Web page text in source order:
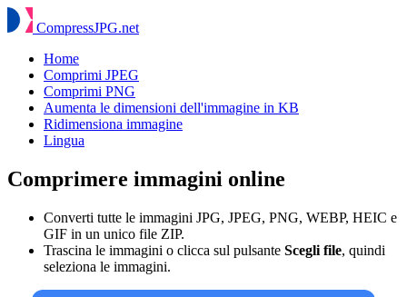
CompressJPG.net
Home
Comprimi JPEG
Comprimi PNG
Aumenta le dimensioni dell'immagine in KB
Ridimensiona immagine
Lingua
Comprimere immagini online
Converti tutte le immagini JPG, JPEG, PNG, WEBP, HEIC e
GIF in un unico file ZIP.
Trascina le immagini o clicca sul pulsante Scegli file, quindi
seleziona le immagini.